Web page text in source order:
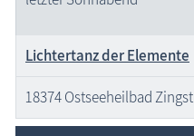
Lichtertanz der Elemente
18374 Ostseeheilbad Zingst